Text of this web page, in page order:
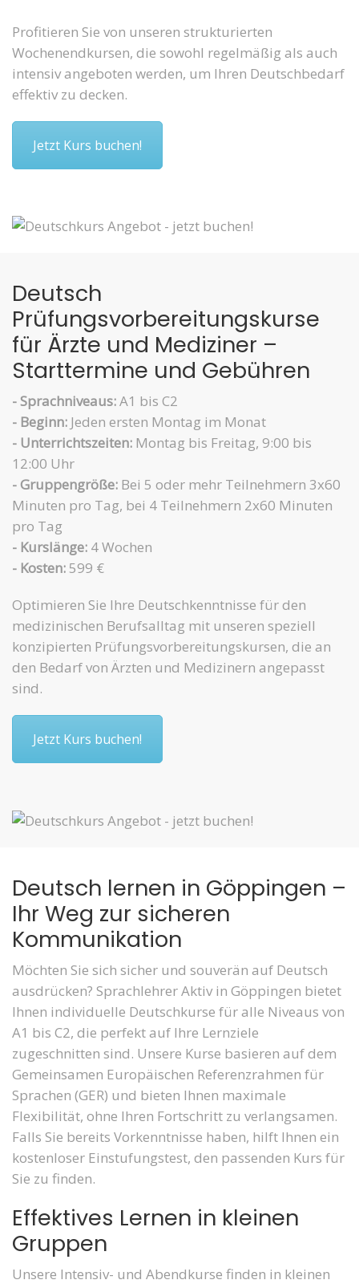
Profitieren Sie von unseren strukturierten
Wochenendkursen, die sowohl regelmäßig als auch
intensiv angeboten werden, um Ihren Deutschbedarf
effektiv zu decken.
Jetzt Kurs buchen!
Deutsch
Prüfungsvorbereitungskurse
für Ärzte und Mediziner –
Starttermine und Gebühren
- Sprachniveaus:A1 bis C2
- Beginn: Jeden ersten Montag im Monat
- Unterrichtszeiten: Montag bis Freitag, 9:00 bis
12:00 Uhr
- Gruppengröße: Bei 5 oder mehr Teilnehmern 3x60
Minuten pro Tag, bei 4 Teilnehmern 2x60 Minuten
pro Tag
- Kurslänge: 4 Wochen
- Kosten: 599 €
Optimieren Sie Ihre Deutschkenntnisse für den
medizinischen Berufsalltag mit unseren speziell
konzipierten Prüfungsvorbereitungskursen, die an
den Bedarf von Ärzten und Medizinern angepasst
sind.
Jetzt Kurs buchen!
Deutsch lernen in Göppingen –
Ihr Weg zur sicheren
Kommunikation
Möchten Sie sich sicher und souverän auf Deutsch
ausdrücken? Sprachlehrer Aktiv in Göppingen bietet
Ihnen individuelle Deutschkurse für alle Niveaus von
A1 bis C2, die perfekt auf Ihre Lernziele
zugeschnitten sind. Unsere Kurse basieren auf dem
Gemeinsamen Europäischen Referenzrahmen für
Sprachen (GER) und bieten Ihnen maximale
Flexibilität, ohne Ihren Fortschritt zu verlangsamen.
Falls Sie bereits Vorkenntnisse haben, hilft Ihnen ein
kostenloser Einstufungstest, den passenden Kurs für
Sie zu finden.
Effektives Lernen in kleinen
Gruppen
Unsere Intensiv- und Abendkurse finden in kleinen